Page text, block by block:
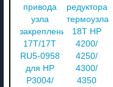
привода
узла
закрепления
17T/17T
RU5-0958
для HP
P3004/
редуктора
термоузла
18T HP
4200/
4250/
4300/
4350